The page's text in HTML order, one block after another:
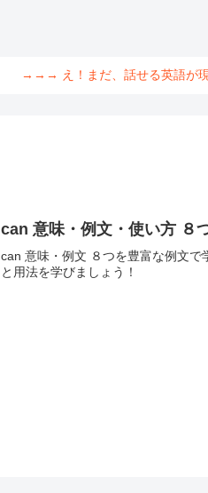
→→→ え！まだ、話せる英語が
can 意味・例文・使い方 ８
can 意味・例文 ８つを豊富な例文
と用法を学びましょう！